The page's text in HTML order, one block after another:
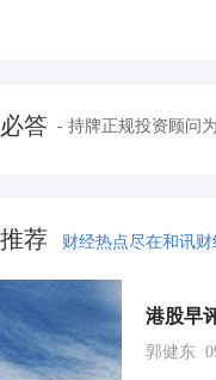
答 - 持牌正规投资顾问
荐 财经热点尽在和讯财
郭健东